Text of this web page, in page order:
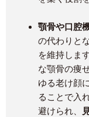
顎骨や口腔
の代わりと
を維持しま
な顎骨の痩
ゆる老け顔
ることで入
避けられ、